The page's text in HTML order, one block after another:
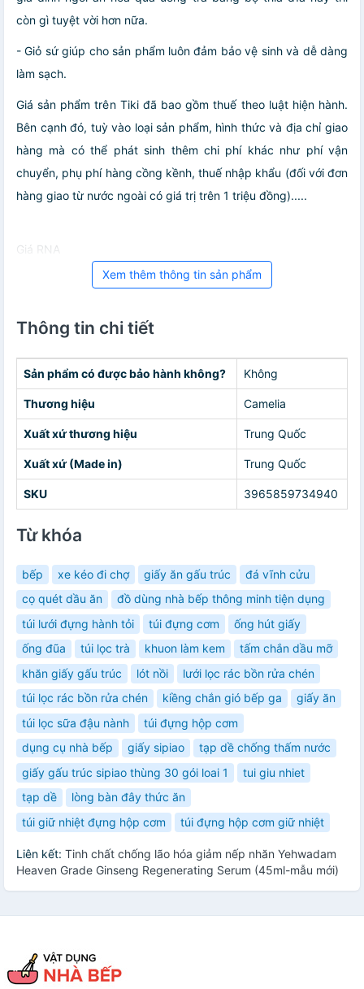
còn gì tuyệt vời hơn nữa.
- Giỏ sứ giúp cho sản phẩm luôn đảm bảo vệ sinh và dễ dàng
làm sạch.
Giá sản phẩm trên Tiki đã bao gồm thuế theo luật hiện hành.
Bên cạnh đó, tuỳ vào loại sản phẩm, hình thức và địa chỉ giao
hàng mà có thể phát sinh thêm chi phí khác như phí vận
chuyển, phụ phí hàng cồng kềnh, thuế nhập khẩu (đối với đơn
hàng giao từ nước ngoài có giá trị trên 1 triệu đồng).....
Giá RNA
Xem thêm thông tin sản phẩm
Thông tin chi tiết
Sản phẩm có được bảo hành không? Không
Thương hiệu Camelia
Xuất xứ thương hiệu Trung Quốc
Xuất xứ (Made in) Trung Quốc
SKU 3965859734940
Từ khóa
bếp xe kéo đi chợ giấy ăn gấu trúc
đá vĩnh cửu
cọ quét dầu ăn
đồ dùng nhà bếp thông minh tiện dụng
túi lưới đựng hành tỏi
túi đựng cơm
ống hút giấy
ống đũa
túi lọc trà khuon làm kem
tấm chắn dầu mỡ
khăn giấy gấu trúc
lót nồi
lưới lọc rác bồn rửa chén
túi lọc rác bồn rửa chén
kiềng chắn gió bếp ga
giấy ăn
túi lọc sữa đậu nành
túi đựng hộp cơm
dụng cụ nhà bếp
giấy sipiao
tạp dề chống thấm nước
giấy gấu trúc sipiao thùng 30 gói loai 1
tui giu nhiet
tạp dề
lòng bàn đây thức ăn
túi giữ nhiệt đựng hộp cơm
túi đựng hộp cơm giữ nhiệt
Liên kết: Tinh chất chống lão hóa giảm nếp nhăn Yehwadam
Heaven Grade Ginseng Regenerating Serum (45ml-mẫu mới)